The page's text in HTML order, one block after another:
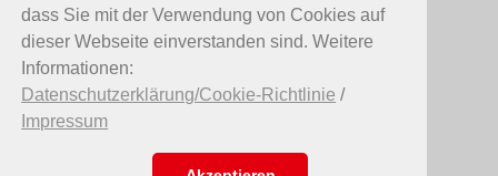
dass Sie mit der Verwendung von Cookies auf
dieser Webseite einverstanden sind. Weitere
Informationen:
Datenschutzerklärung/Cookie-Richtlinie /
Impressum
Oktober 2015
Juli 2015
Mai 2015
April 2015